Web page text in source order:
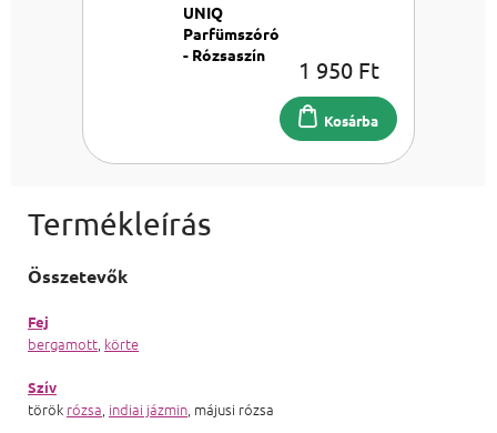
UNIQ
Parfümszóró
- Rózsaszín
1 950 Ft
Kosárba
Összetevők
Fej
bergamott, körte
Szív
török rózsa, indiai jázmin, májusi rózsa